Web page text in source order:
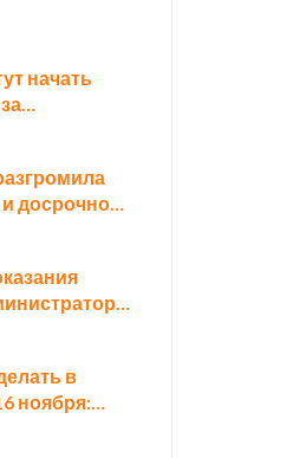
начать
старых
досрочно
о
в
ноября: